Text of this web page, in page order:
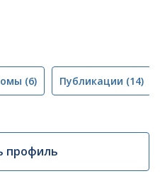
(6) Публикации (14)
профиль